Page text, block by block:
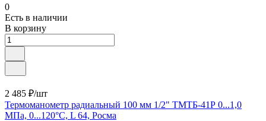
0
Есть в наличии
В корзину
2 485 ₽/шт
Термоманометр радиальный 100 мм 1/2" ТМТБ-41Р 0...1,0
МПа, 0...120°С, L 64, Росма